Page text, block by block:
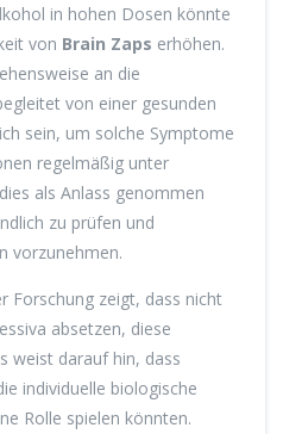
in hohen Dosen könnte
von Brain Zaps erhöhen.
an die
von einer gesunden
sein, um solche Symptome
regelmäßig unter
als Anlass genommen
zu prüfen und
vorzunehmen.
Forschung zeigt, dass nicht
absetzen, diese
weist darauf hin, dass
individuelle biologische
Rolle spielen könnten.